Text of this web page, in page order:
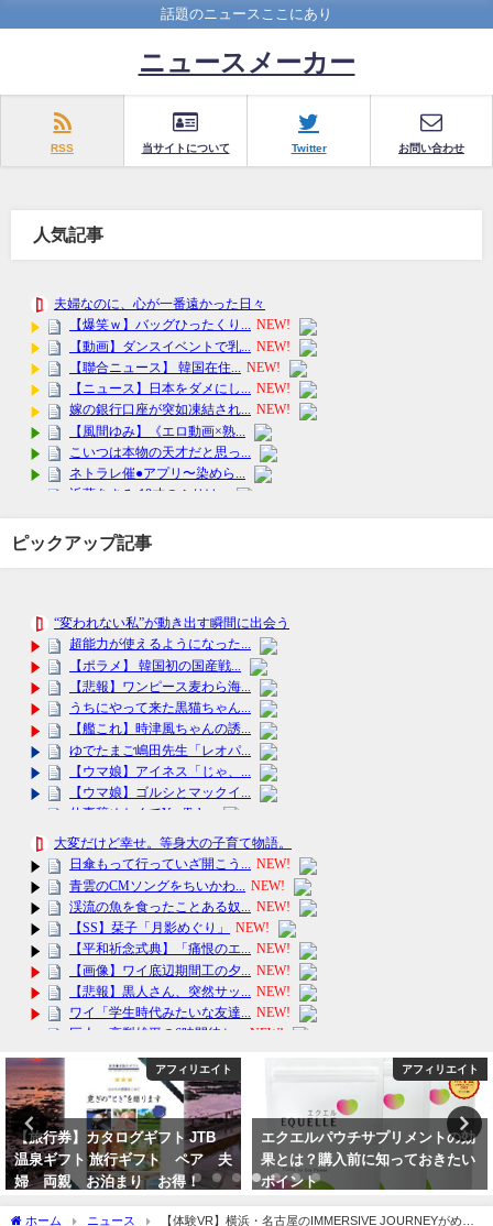
話題のニュースここにあり
ニュースメーカー
RSS 当サイトについて Twitter お問い合わせ
人気記事
ピックアップ記事
アフィリエイト
エクエルパウチサプリメントの効
果とは？購入前に知っておきたい
ポイント
アフィリエイト
【楽天年間ランキング受賞】あす
楽 スーツケース 機内持込 ファス
ナータイプ 超軽量 送料無料 ト
ラベル
ホーム ニュース
【体験VR】横浜・名古屋のIMMERSIVE JOURNEYがめっ